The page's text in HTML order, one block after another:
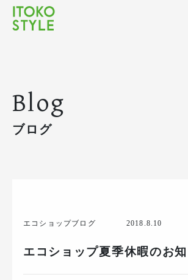
Blog
ブログ
エコショップブログ 2018.8.10
エコショップ夏季休暇のお